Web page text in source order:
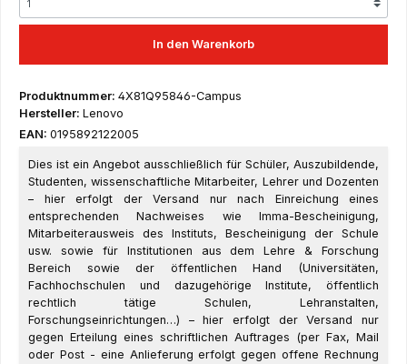
In den Warenkorb
Produktnummer: 4X81Q95846-Campus
Hersteller: Lenovo
EAN: 0195892122005
Dies ist ein Angebot ausschließlich für Schüler, Auszubildende,
Studenten, wissenschaftliche Mitarbeiter, Lehrer und Dozenten
– hier erfolgt der Versand nur nach Einreichung eines
entsprechenden Nachweises wie Imma-Bescheinigung,
Mitarbeiterausweis des Instituts, Bescheinigung der Schule
usw. sowie für Institutionen aus dem Lehre & Forschung
Bereich sowie der öffentlichen Hand (Universitäten,
Fachhochschulen und dazugehörige Institute, öffentlich
rechtlich tätige Schulen, Lehranstalten,
Forschungseinrichtungen…) – hier erfolgt der Versand nur
gegen Erteilung eines schriftlichen Auftrages (per Fax, Mail
oder Post - eine Anlieferung erfolgt gegen offene Rechnung